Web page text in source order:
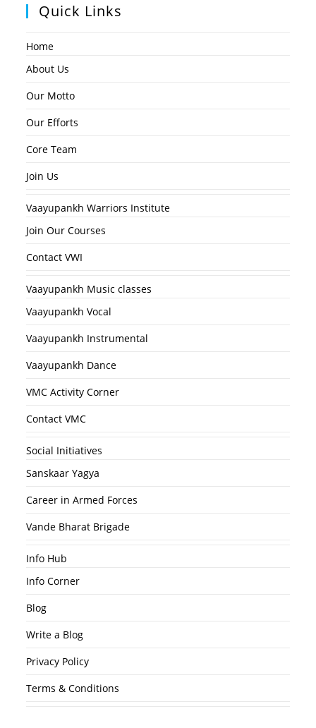
Quick Links
Home
About Us
Our Motto
Our Efforts
Core Team
Join Us
Vaayupankh Warriors Institute
Join Our Courses
Contact VWI
Vaayupankh Music classes
Vaayupankh Vocal
Vaayupankh Instrumental
Vaayupankh Dance
VMC Activity Corner
Contact VMC
Social Initiatives
Sanskaar Yagya
Career in Armed Forces
Vande Bharat Brigade
Info Hub
Info Corner
Blog
Write a Blog
Privacy Policy
Terms & Conditions